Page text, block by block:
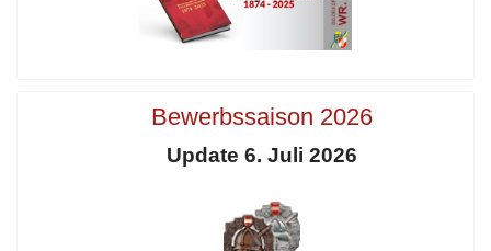
Bewerbssaison 2026
Update 6. Juli 2026